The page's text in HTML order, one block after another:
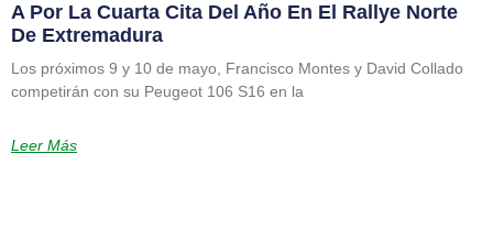
A Por La Cuarta Cita Del Año En El Rallye Norte
De Extremadura
Los próximos 9 y 10 de mayo, Francisco Montes y David Collado
competirán con su Peugeot 106 S16 en la
Leer Más